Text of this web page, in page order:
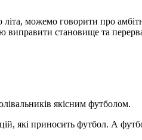
можемо говорити про
становище та
якісним футболом.
які приносить футбол. А